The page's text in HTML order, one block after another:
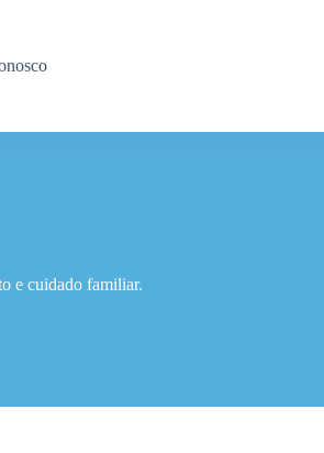
e cuidado familiar.